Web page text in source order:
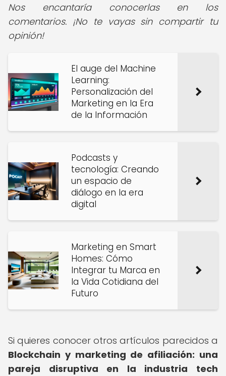
Nos encantaría conocerlas en los
comentarios. ¡No te vayas sin compartir tu
opinión!
El auge del Machine
Learning:
Personalización del
Marketing en la Era
de la Información
Podcasts y
tecnología: Creando
un espacio de
diálogo en la era
digital
Marketing en Smart
Homes: Cómo
Integrar tu Marca en
la Vida Cotidiana del
Futuro
Si quieres conocer otros artículos parecidos a
Blockchain y marketing de afiliación: una
pareja disruptiva en la industria tech